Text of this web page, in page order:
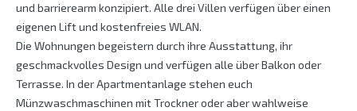
und barrierearm konzipiert. Alle drei Villen verfügen über einen
eigenen Lift und kostenfreies WLAN.
Die Wohnungen begeistern durch ihre Ausstattung, ihr
geschmackvolles Design und verfügen alle über Balkon oder
Terrasse. In der Apartmentanlage stehen euch
Münzwaschmaschinen mit Trockner oder aber wahlweise